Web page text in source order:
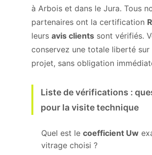
à Arbois et dans le Jura. Tous
partenaires ont la certification
leurs avis clients sont vérifiés.
conservez une totale liberté
projet, sans obligation
Liste de vérifications :
pour la visite technique
Quel est le coefficient Uw
vitrage choisi ?